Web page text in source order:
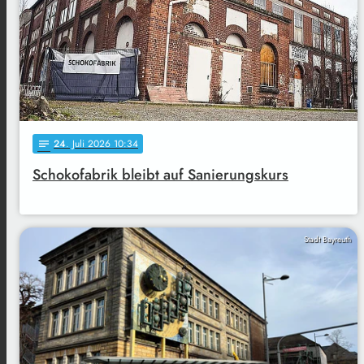
notes 24. Juli 2026 10:34
Schokofabrik bleibt auf Sanierungskurs
Stadt Bayreuth